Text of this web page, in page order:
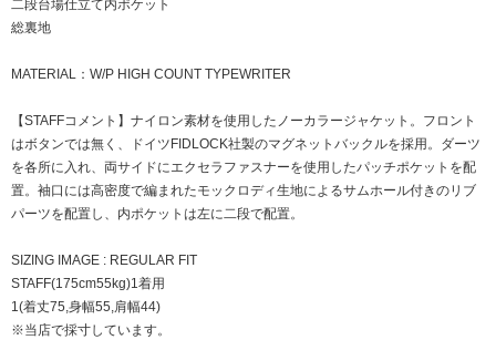
二段台場仕立て内ポケット
総裏地
MATERIAL：W/P HIGH COUNT TYPEWRITER
【STAFFコメント】ナイロン素材を使用したノーカラージャケット。フロント
はボタンでは無く、ドイツFIDLOCK社製のマグネットバックルを採用。ダーツ
を各所に入れ、両サイドにエクセラファスナーを使用したパッチポケットを配
置。袖口には高密度で編まれたモックロディ生地によるサムホール付きのリブ
パーツを配置し、内ポケットは左に二段で配置。
SIZING IMAGE : REGULAR FIT
STAFF(175cm55kg)1着用
1(着丈75,身幅55,肩幅44)
※当店で採寸しています。